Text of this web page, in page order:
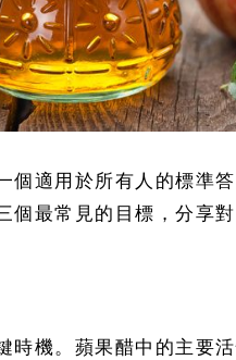
適用於所有人的標準
最常見的目標，分享
機。蘋果醋中的主要